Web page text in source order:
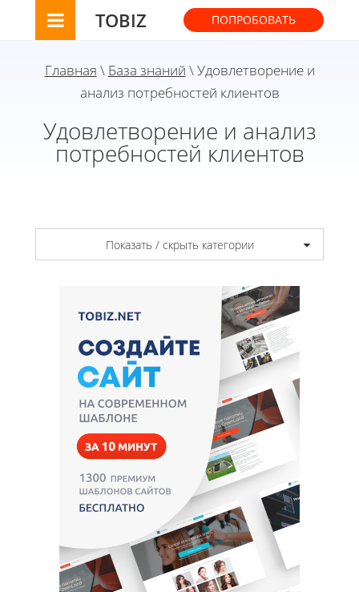
TOBIZ ПОПРОБОВАТЬ
Главная \ База знаний \ Удовлетворение и
анализ потребностей клиентов
Удовлетворение и анализ
потребностей клиентов
Показать / скрыть категории